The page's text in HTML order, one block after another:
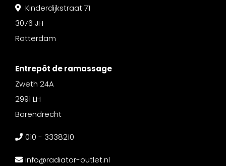
Kinderdijkstraat 71
3076 JH
Rotterdam
Entrepôt de ramassage
Zweth 24A
2991 LH
Barendrecht
010 - 3338210
info@radiator-outlet.nl